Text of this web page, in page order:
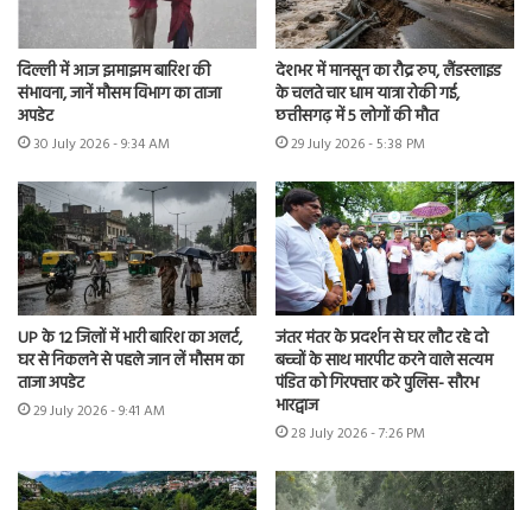
दिल्ली में आज झमाझम बारिश की
संभावना, जानें मौसम विभाग का ताजा
अपडेट
30 July 2026 - 9:34 AM
देशभर में मानसून का रौद्र रुप, लैंडस्लाइड
के चलते चार धाम यात्रा रोकी गई,
छत्तीसगढ़ में 5 लोगों की मौत
29 July 2026 - 5:38 PM
UP के 12 जिलों में भारी बारिश का अलर्ट,
घर से निकलने से पहले जान लें मौसम का
ताजा अपडेट
29 July 2026 - 9:41 AM
जंतर मंतर के प्रदर्शन से घर लौट रहे दो
बच्चों के साथ मारपीट करने वाले सत्यम
पंडित को गिरफ्तार करे पुलिस- सौरभ
भारद्वाज
28 July 2026 - 7:26 PM